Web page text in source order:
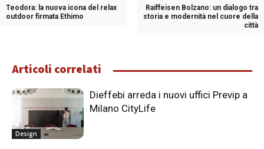
Teodora: la nuova icona del relax
outdoor firmata Ethimo
Raiffeisen Bolzano: un dialogo tra
storia e modernità nel cuore della
città
Articoli correlati
Design
Dieffebi arreda i nuovi uffici Previp a
Milano CityLife